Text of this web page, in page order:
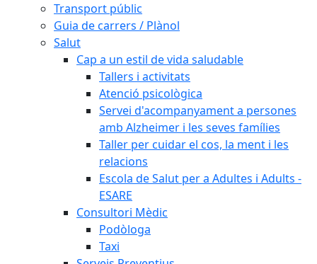
Transport públic
Guia de carrers / Plànol
Salut
Cap a un estil de vida saludable
Tallers i activitats
Atenció psicològica
Servei d'acompanyament a persones
amb Alzheimer i les seves famílies
Taller per cuidar el cos, la ment i les
relacions
Escola de Salut per a Adultes i Adults -
ESARE
Consultori Mèdic
Podòloga
Taxi